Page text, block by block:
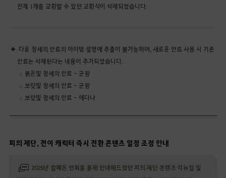
잔재 1개를 교환할 수 있던 교환식이 삭제되었습니다.
다음 창세의 안료의 아이템 설명에 추출이 불가능하며, 새로운 안료 사용 시 기존
안료는 삭제된다는 내용이 추가되었습니다.
붉은빛 창세의 안료 - 군왕
보랏빛 창세의 안료 - 군왕
보랏빛 창세의 안료 - 에다나
피의 제단, 전이 캐릭터 즉시 전환 콘텐츠 일정 조정 안내
2025년 칼페온 연회를 통해 안내해드렸던 피의 제단 콘텐츠 리뉴얼 및